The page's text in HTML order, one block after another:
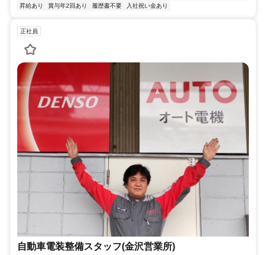
昇給あり
賞与年2回あり 履歴書不要 入社祝い金あり
正社員
自動車電装整備スタッフ(金沢営業所)